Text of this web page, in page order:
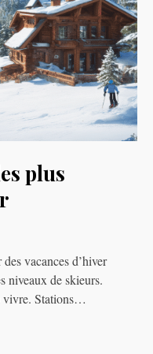
plus
vacances d’hiver
niveaux de skieurs.
vivre. Stations…